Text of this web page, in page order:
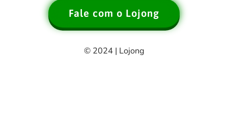
Fale com o Lojong
© 2024 | Lojong